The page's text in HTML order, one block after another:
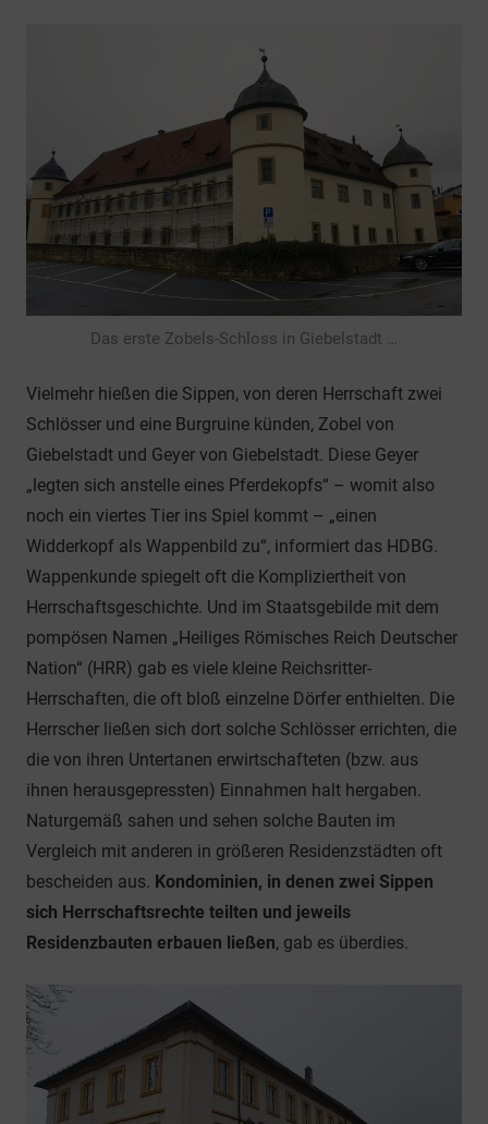
Das erste Zobels-Schloss in Giebelstadt …
Vielmehr hießen die Sippen, von deren Herrschaft zwei
Schlösser und eine Burgruine künden, Zobel von
Giebelstadt und Geyer von Giebelstadt. Diese Geyer
„legten sich anstelle eines Pferdekopfs“ – womit also
noch ein viertes Tier ins Spiel kommt – „einen
Widderkopf als Wappenbild zu“, informiert das HDBG.
Wappenkunde spiegelt oft die Kompliziertheit von
Herrschaftsgeschichte. Und im Staatsgebilde mit dem
pompösen Namen „Heiliges Römisches Reich Deutscher
Nation“ (HRR) gab es viele kleine Reichsritter-
Herrschaften, die oft bloß einzelne Dörfer enthielten. Die
Herrscher ließen sich dort solche Schlösser errichten, die
die von ihren Untertanen erwirtschafteten (bzw. aus
ihnen herausgepressten) Einnahmen halt hergaben.
Naturgemäß sahen und sehen solche Bauten im
Vergleich mit anderen in größeren Residenzstädten oft
bescheiden aus. Kondominien, in denen zwei Sippen
sich Herrschaftsrechte teilten und jeweils
Residenzbauten erbauen ließen, gab es überdies.